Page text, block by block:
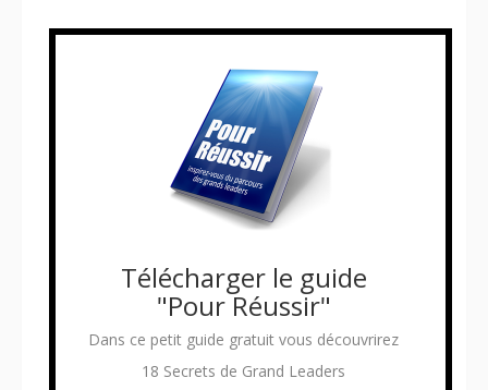
Télécharger le guide
"Pour Réussir"
Dans ce petit guide gratuit vous découvrirez
18 Secrets de Grand Leaders